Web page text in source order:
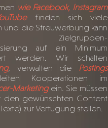
wie Facebook, Instagram
finden sich viele
und die Streuwerbung kann
Zielgruppen-
auf ein Minimum
werden. Wir schalten
, verwalten die Postings
Kooperationen im
Marketingein. Sie müssen
den gewünschten Content
zur Verfügung stellen.